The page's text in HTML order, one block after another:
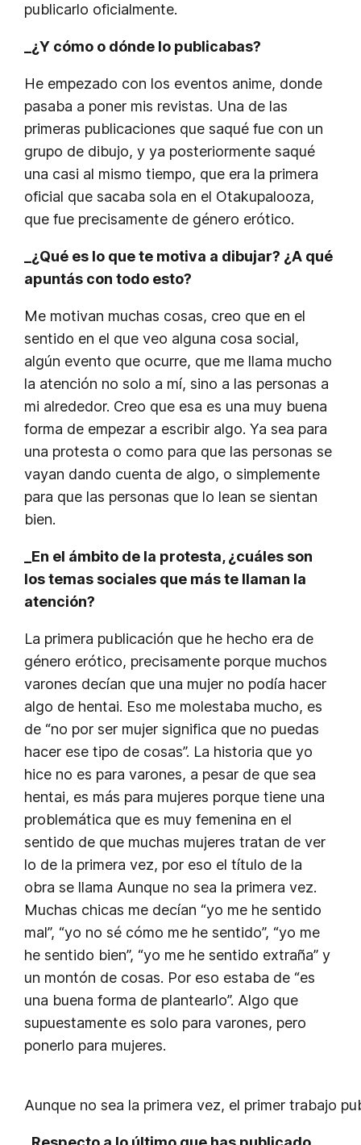
publicarlo oficialmente.
_¿Y cómo o dónde lo publicabas?
He empezado con los eventos anime, donde
pasaba a poner mis revistas. Una de las
primeras publicaciones que saqué fue con un
grupo de dibujo, y ya posteriormente saqué
una casi al mismo tiempo, que era la primera
oficial que sacaba sola en el Otakupalooza,
que fue precisamente de género erótico.
_¿Qué es lo que te motiva a dibujar? ¿A qué
apuntás con todo esto?
Me motivan muchas cosas, creo que en el
sentido en el que veo alguna cosa social,
algún evento que ocurre, que me llama mucho
la atención no solo a mí, sino a las personas a
mi alrededor. Creo que esa es una muy buena
forma de empezar a escribir algo. Ya sea para
una protesta o como para que las personas se
vayan dando cuenta de algo, o simplemente
para que las personas que lo lean se sientan
bien.
_En el ámbito de la protesta, ¿cuáles son
los temas sociales que más te llaman la
atención?
La primera publicación que he hecho era de
género erótico, precisamente porque muchos
varones decían que una mujer no podía hacer
algo de hentai. Eso me molestaba mucho, es
de “no por ser mujer significa que no puedas
hacer ese tipo de cosas”. La historia que yo
hice no es para varones, a pesar de que sea
hentai, es más para mujeres porque tiene una
problemática que es muy femenina en el
sentido de que muchas mujeres tratan de ver
lo de la primera vez, por eso el título de la
obra se llama Aunque no sea la primera vez.
Muchas chicas me decían “yo me he sentido
mal”, “yo no sé cómo me he sentido”, “yo me
he sentido bien”, “yo me he sentido extraña” y
un montón de cosas. Por eso estaba de “es
una buena forma de plantearlo”. Algo que
supuestamente es solo para varones, pero
ponerlo para mujeres.
Aunque no sea la primera vez, el primer trabajo